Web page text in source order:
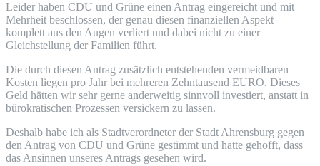
Leider haben CDU und Grüne einen Antrag eingereicht und mit
Mehrheit beschlossen, der genau diesen finanziellen Aspekt
komplett aus den Augen verliert und dabei nicht zu einer
Gleichstellung der Familien führt.
Die durch diesen Antrag zusätzlich entstehenden vermeidbaren
Kosten liegen pro Jahr bei mehreren Zehntausend EURO. Dieses
Geld hätten wir sehr gerne anderweitig sinnvoll investiert, anstatt in
bürokratischen Prozessen versickern zu lassen.
Deshalb habe ich als Stadtverordneter der Stadt Ahrensburg gegen
den Antrag von CDU und Grüne gestimmt und hatte gehofft, dass
das Ansinnen unseres Antrags gesehen wird.